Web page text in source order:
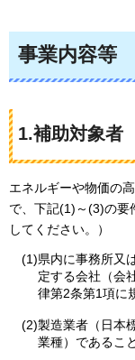
事業内容等
1.補助対象者
エネルギーや物価の
で、下記(1)～(3)の要
してください。）
(1)県内に事務所又
定する会社（会
律第2条第1項に
(2)製造業者（日本
業種）であること